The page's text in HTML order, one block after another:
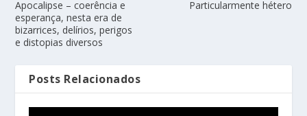
Apocalipse – coerência e
esperança, nesta era de
bizarrices, delírios, perigos
e distopias diversos
Particularmente hétero
Posts Relacionados